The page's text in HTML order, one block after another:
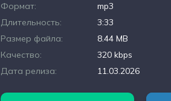
Формат:
mp3
Длительность:
3:33
Размер файла:
8.44 MB
Качество:
320 kbps
Дата релиза:
11.03.2026